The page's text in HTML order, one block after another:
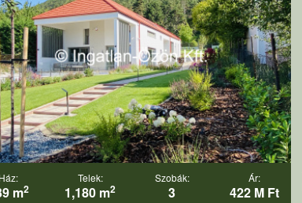
m2
Telek:
1,180 m2
Szobák:
3
Ár:
422 M Ft